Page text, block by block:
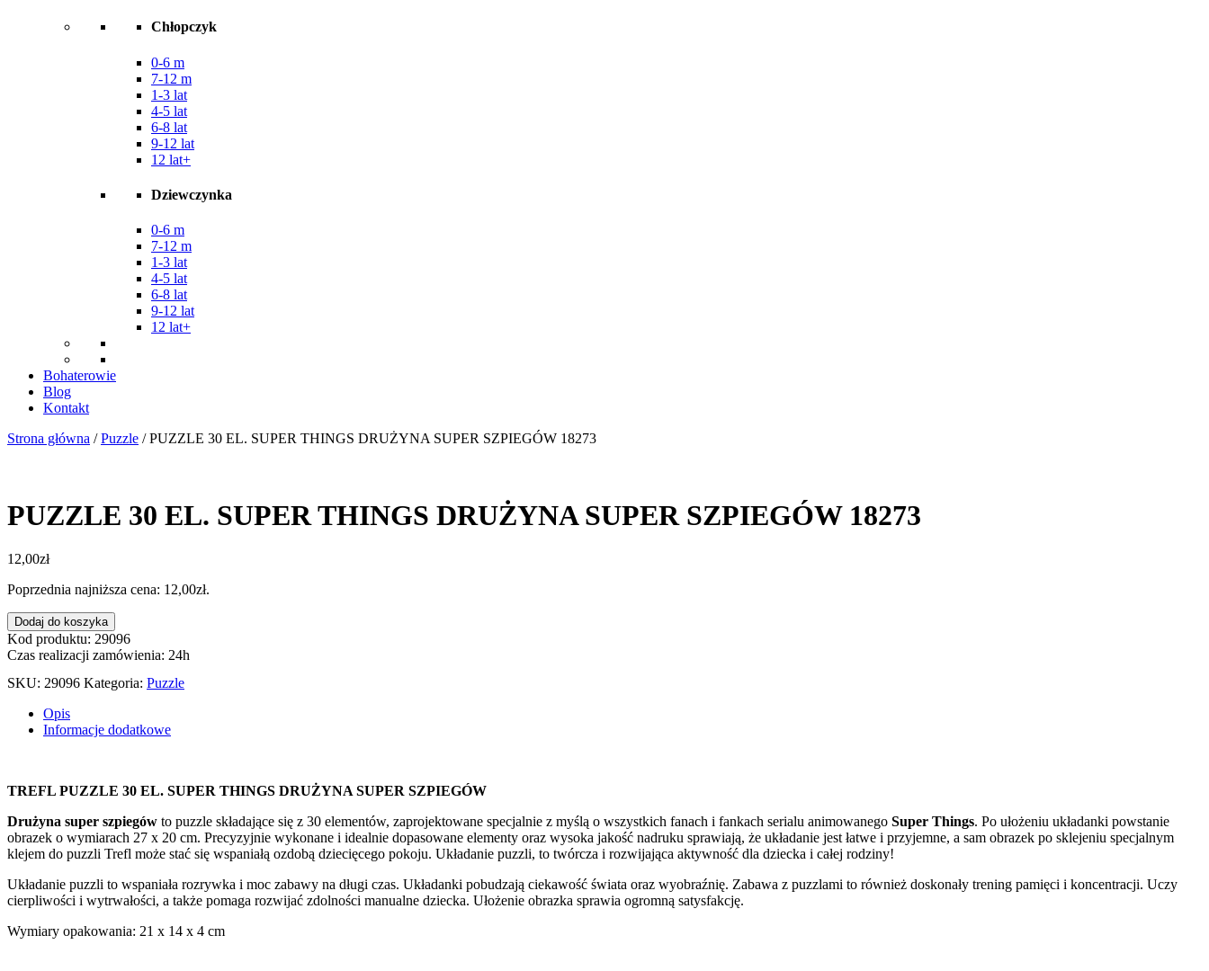
Chłopczyk
0-6 m
7-12 m
1-3 lat
4-5 lat
6-8 lat
9-12 lat
12 lat+
Dziewczynka
0-6 m
7-12 m
1-3 lat
4-5 lat
6-8 lat
9-12 lat
12 lat+
Bohaterowie
Blog
Kontakt
Strona główna /Puzzle / PUZZLE 30 EL. SUPER THINGS DRUŻYNA SUPER SZPIEGÓW 18273
PUZZLE 30 EL. SUPER THINGS DRUŻYNA SUPER SZPIEGÓW 18273
12,00zł
Poprzednia najniższa cena: 12,00zł.
ilość
PUZZLE
30
SUPER
DRUŻYNA
SUPER
Dodaj do koszyka
Kod produktu: 29096
Czas realizacji zamówienia: 24h
SKU: 29096 Kategoria: Puzzle
Opis
Informacje dodatkowe
TREFL PUZZLE 30 EL. SUPER THINGS DRUŻYNA SUPER SZPIEGÓW
Drużyna super szpiegów to puzzle składające się z 30 elementów, zaprojektowane specjalnie z myślą o wszystkich fanach i fankach serialu animowanego Super Things. Po ułożeniu układanki powstanie
obrazek o wymiarach 27 x 20 cm. Precyzyjnie wykonane i idealnie dopasowane elementy oraz wysoka jakość nadruku sprawiają, że układanie jest łatwe i przyjemne, a sam obrazek po sklejeniu specjalnym
klejem do puzzli Trefl może stać się wspaniałą ozdobą dziecięcego pokoju. Układanie puzzli, to twórcza i rozwijająca aktywność dla dziecka i całej rodziny!
Układanie puzzli to wspaniała rozrywka i moc zabawy na długi czas. Układanki pobudzają ciekawość świata oraz wyobraźnię. Zabawa z puzzlami to również doskonały trening pamięci i koncentracji. Uczy
cierpliwości i wytrwałości, a także pomaga rozwijać zdolności manualne dziecka. Ułożenie obrazka sprawia ogromną satysfakcję.
Wymiary opakowania: 21 x 14 x 4 cm